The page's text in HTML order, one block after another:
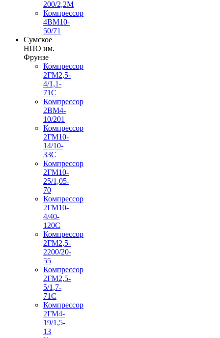
200/2,2М
Компрессор
4ВМ10-
50/71
Сумское
НПО им.
Фрунзе
Компрессор
2ГМ2,5-
4/1,1-
71С
Компрессор
2ВМ4-
10/201
Компрессор
2ГМ10-
14/10-
33С
Компрессор
2ГМ10-
25/1,05-
70
Компрессор
2ГМ10-
4/40-
120С
Компрессор
2ГМ2,5-
2200/20-
55
Компрессор
2ГМ2,5-
5/1,7-
71С
Компрессор
2ГМ4-
19/1,5-
13